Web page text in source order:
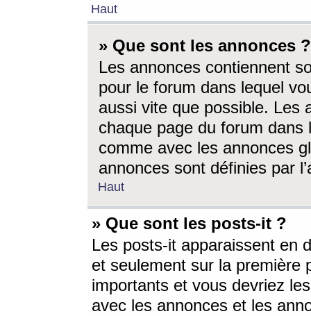
Haut
» Que sont les annonces ?
Les annonces contiennent
pour le forum dans lequel
aussi vite que possible. Les
chaque page du forum dans
comme avec les annonces
annonces sont définies par
Haut
» Que sont les posts-it ?
Les posts-it apparaissent en
et seulement sur la première
importants et vous devriez
avec les annonces et les